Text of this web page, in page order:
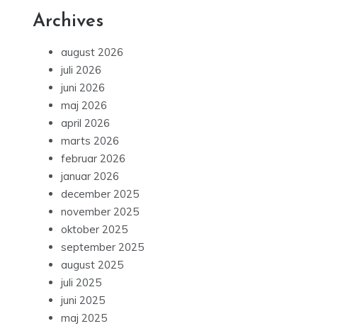
Archives
august 2026
juli 2026
juni 2026
maj 2026
april 2026
marts 2026
februar 2026
januar 2026
december 2025
november 2025
oktober 2025
september 2025
august 2025
juli 2025
juni 2025
maj 2025